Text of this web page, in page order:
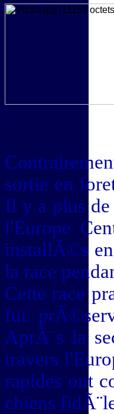
sortie en
Il y a plus de
l'Europe
installÃ©s
la race
Cette race
fut
AprÃ¨s la
travers
rapides ont
chiens